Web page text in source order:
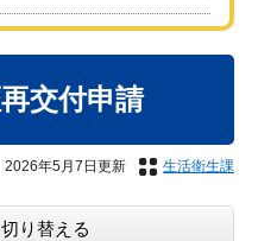
交付申請
2026年5月7日更新 生活衛生課
り替える